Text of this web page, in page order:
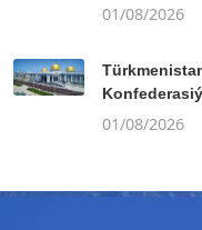
01/08/2026
01/08/2026